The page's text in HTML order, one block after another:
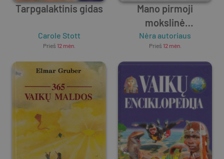
Tarpgalaktinis gidas
Carole Stott
Prieš 12 mėn.
Mano pirmoji
mokslinė
enciklopedija
Nėra autoriaus
Prieš 12 mėn.